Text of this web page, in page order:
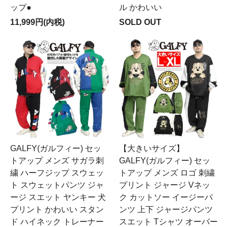
ップ●
11,999円(内税)
ル かわいい
SOLD OUT
GALFY(ガルフィー) セッ
トアップ メンズ サガラ刺
繍 ハーフジップ スウェッ
ト スウェットパンツ ジャ
ージ スエット ヤンキー 犬
プリント かわいい スタン
ド ハイネック トレーナー
【大きいサイズ】
GALFY(ガルフィー) セッ
トアップ メンズ ロゴ 刺繍
プリント ジャージ Vネッ
ク カットソー イージーパ
ンツ 上下 ジャージパンツ
スエット Tシャツ オーバー